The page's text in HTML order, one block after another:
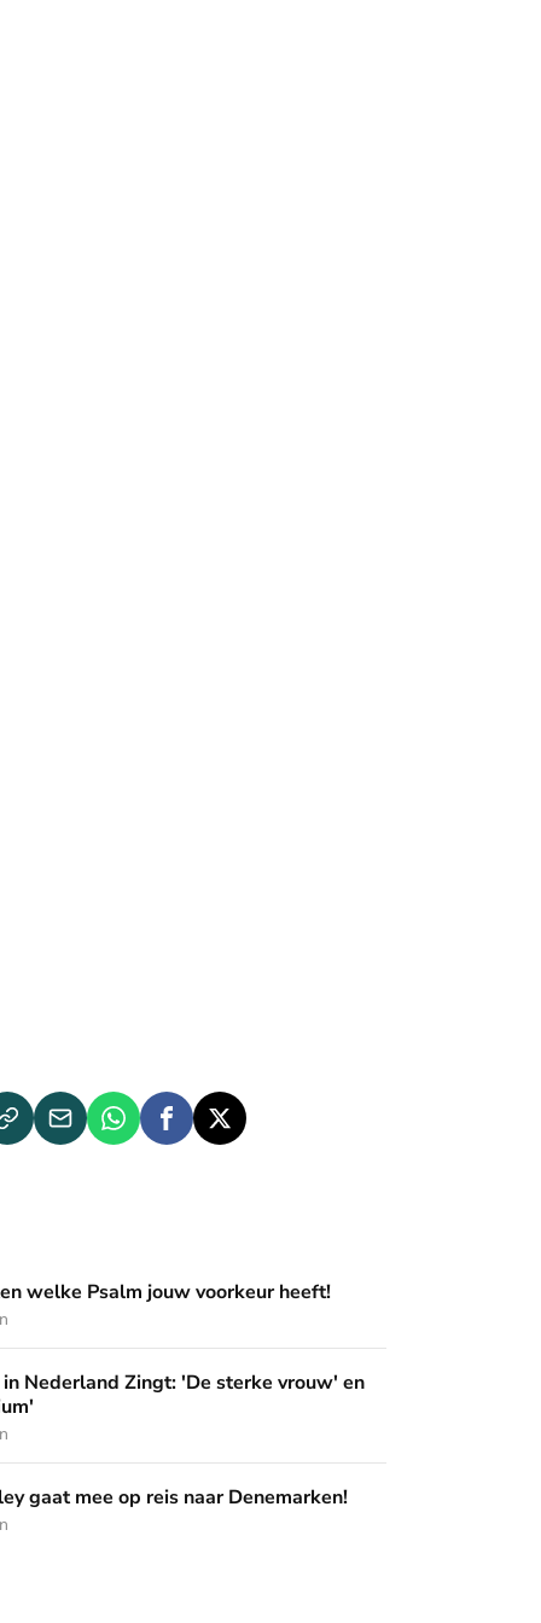
jouw voorkeur heeft!
welke Psalm jouw voorkeur heeft!
'De sterke vrouw' en 'Pak het podium'
Nederland Zingt: 'De sterke vrouw' en
reis naar Denemarken!
gaat mee op reis naar Denemarken!